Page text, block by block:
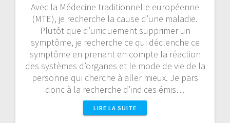
Avec la Médecine traditionnelle européenne
(MTE), je recherche la cause d’une maladie.
Plutôt que d’uniquement supprimer un
symptôme, je recherche ce qui déclenche ce
symptôme en prenant en compte la réaction
des systèmes d’organes et le mode de vie de la
personne qui cherche à aller mieux. Je pars
donc à la recherche d’indices émis…
LIRE LA SUITE